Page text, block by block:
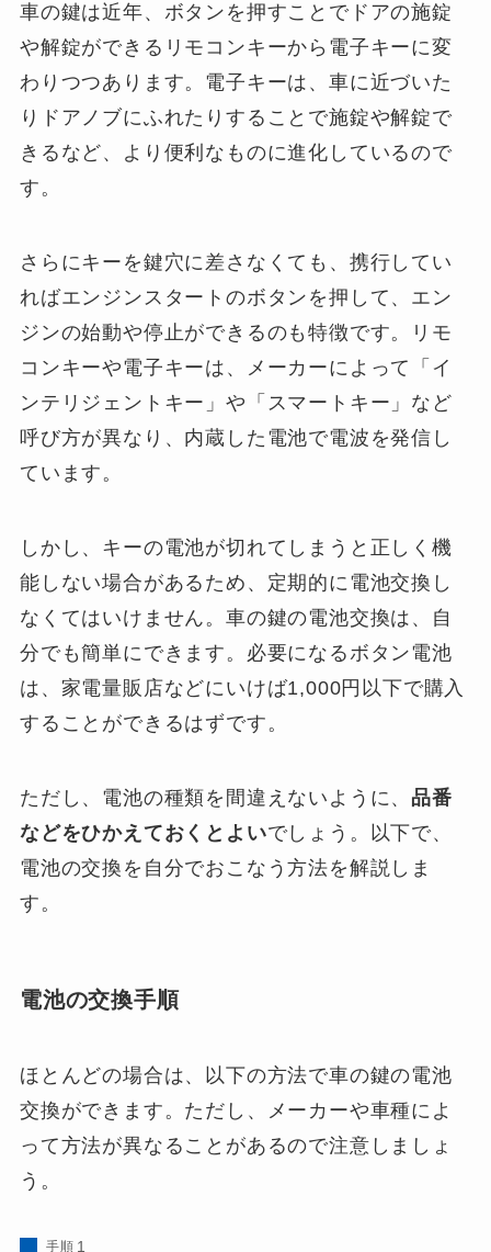
車の鍵は近年、ボタンを押すことでドアの施錠
や解錠ができるリモコンキーから電子キーに変
わりつつあります。電子キーは、車に近づいた
りドアノブにふれたりすることで施錠や解錠で
きるなど、より便利なものに進化しているので
す。
さらにキーを鍵穴に差さなくても、携行してい
ればエンジンスタートのボタンを押して、エン
ジンの始動や停止ができるのも特徴です。リモ
コンキーや電子キーは、メーカーによって「イ
ンテリジェントキー」や「スマートキー」など
呼び方が異なり、内蔵した電池で電波を発信し
ています。
しかし、キーの電池が切れてしまうと正しく機
能しない場合があるため、定期的に電池交換し
なくてはいけません。車の鍵の電池交換は、自
分でも簡単にできます。必要になるボタン電池
は、家電量販店などにいけば1,000円以下で購入
することができるはずです。
ただし、電池の種類を間違えないように、 品番
などをひかえておくとよいでしょう。以下で、
電池の交換を自分でおこなう方法を解説しま
す。
電池の交換手順
ほとんどの場合は、以下の方法で車の鍵の電池
交換ができます。ただし、メーカーや車種によ
って方法が異なることがあるので注意しましょ
う。
手順